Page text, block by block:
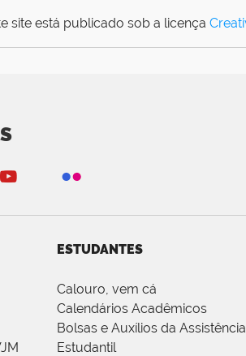
site está publicado sob a licença
ESTUDANTES
Calouro, vem cá
Calendários Acadêmicos
Bolsas e Auxílios da Assistência
Estudantil